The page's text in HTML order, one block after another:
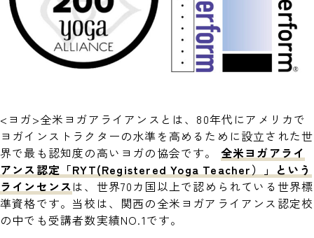
<ヨガ>全米ヨガアライアンスとは、80年代にアメリカで
ヨガインストラクターの水準を高めるために設立された世
界で最も認知度の高いヨガの協会です。 全米ヨガアライ
アンス認定「RYT(Registered Yoga Teacher）」という
ラインセンスは、世界70カ国以上で認められている世界標
準資格です。当校は、関西の全米ヨガアライアンス認定校
の中でも受講者数実績NO.1です。